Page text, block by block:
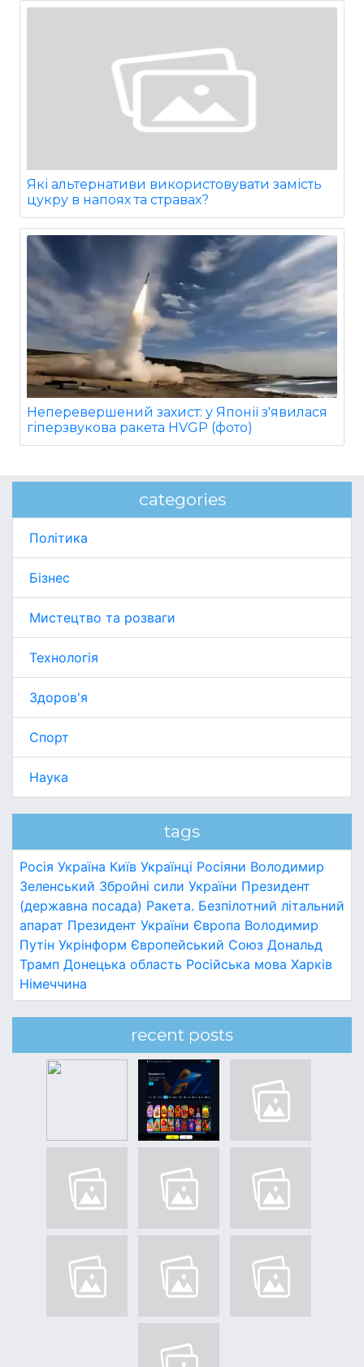
Які альтернативи використовувати замість
цукру в напоях та стравах?
Неперевершений захист: у Японії з'явилася
гіперзвукова ракета HVGP (фото)
categories
Політика
Бізнес
Мистецтво та розваги
Технологія
Здоров'я
Спорт
Наука
tags
Росія Україна Київ Українці Росіяни Володимир
Зеленський Збройні сили України Президент
(державна посада) Ракета. Безпілотний літальний
апарат Президент України Європа Володимир
Путін Укрінформ Європейський Союз Дональд
Трамп Донецька область Російська мова Харків
Німеччина
recent posts